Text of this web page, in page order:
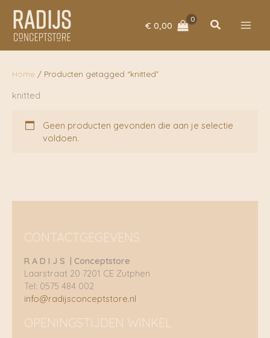
naar
inhoud
€ 0,00 Zoeken
Home / Producten getagged “knitted”
knitted
Geen producten gevonden die aan je selectie
voldoen.
CONTACTGEGEVENS
R A D I J S | Conceptstore
Laarstraat 20 7201 CE Zutphen
Tel: 0575 484 002
info@radijsconceptstore.nl
OPENINGSTIJDEN WINKEL